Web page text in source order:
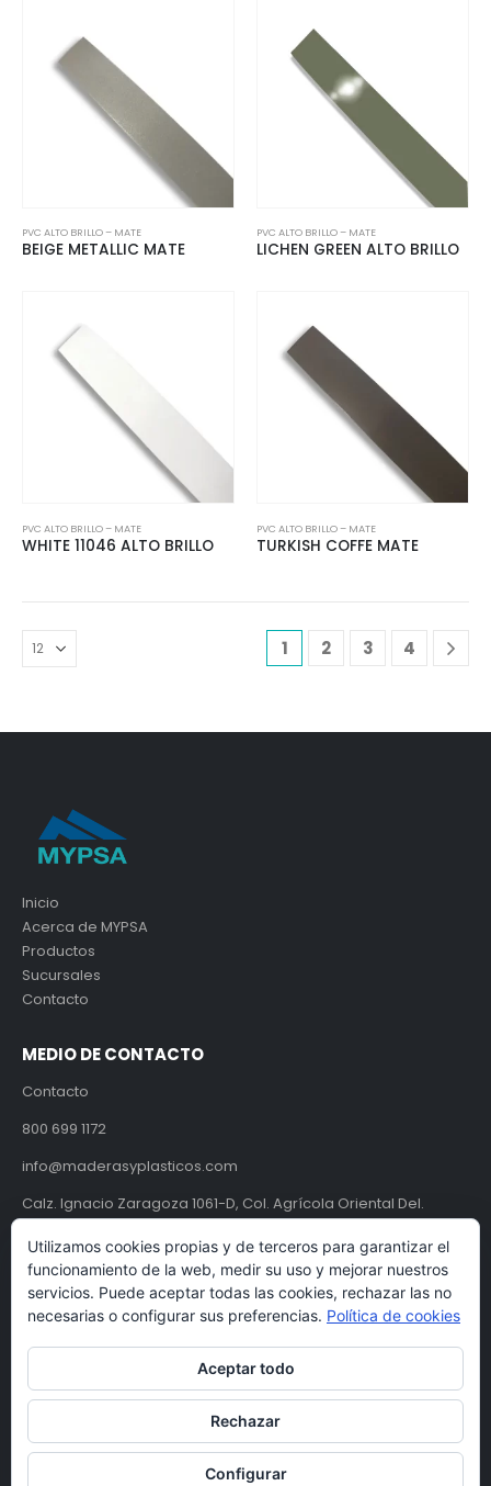
PVC ALTO BRILLO – MATE
BEIGE METALLIC MATE
PVC ALTO BRILLO – MATE
LICHEN GREEN ALTO BRILLO
PVC ALTO BRILLO – MATE
WHITE 11046 ALTO BRILLO
PVC ALTO BRILLO – MATE
TURKISH COFFE MATE
1 2 3 4
Inicio
Acerca de MYPSA
Productos
Sucursales
Contacto
MEDIO DE CONTACTO
Contacto
800 699 1172
info@maderasyplasticos.com
Calz. Ignacio Zaragoza 1061-D, Col. Agrícola Oriental Del.
Aviso de Privacidad
Utilizamos cookies propias y de terceros para garantizar el
funcionamiento de la web, medir su uso y mejorar nuestros
servicios. Puede aceptar todas las cookies, rechazar las no
necesarias o configurar sus preferencias. Política de cookies
Aceptar todo
Rechazar
Configurar